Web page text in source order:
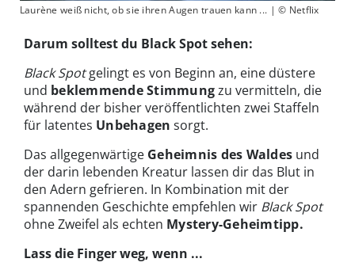
Laurène weiß nicht, ob sie ihren Augen trauen kann ... | © Netflix
Darum solltest du Black Spot sehen:
Black Spotgelingt es von Beginn an, eine düstere
und beklemmende Stimmungzu vermitteln, die
während der bisher veröffentlichten zwei Staffeln
für latentes Unbehagen sorgt.
Das allgegenwärtige Geheimnis des Waldes und
der darin lebenden Kreatur lassen dir das Blut in
den Adern gefrieren. In Kombination mit der
spannenden Geschichte empfehlen wir Black Spot
ohne Zweifel als echten Mystery-Geheimtipp.
Lass die Finger weg, wenn ...